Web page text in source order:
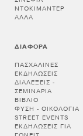
ΝΤΟΚΙΜΑΝΤΈΡ
ΆΛΛΑ
ΔΙΆΦΟΡΑ
ΠΑΣΧΑΛΙΝΈΣ
ΕΚΔΗΛΏΣΕΙΣ
ΔΙΑΛΕΞΕΙΣ -
ΣΕΜΙΝΑΡΙΑ
ΒΙΒΛΊΟ
ΦΎΣΗ - ΟΙΚΟΛΟΓΊΑ
STREET EVENTS
ΕΚΔΗΛΏΣΕΙΣ ΓΙΑ